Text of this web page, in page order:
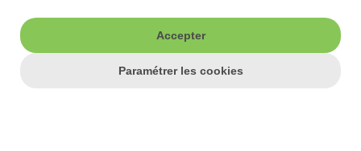
J'aime ma banque.
Aide/FAQ
Accepter
Paramétrer les cookies